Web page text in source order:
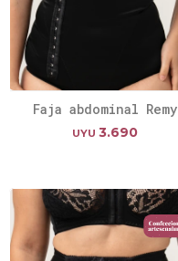
Faja abdominal Remy
UYU 3.690